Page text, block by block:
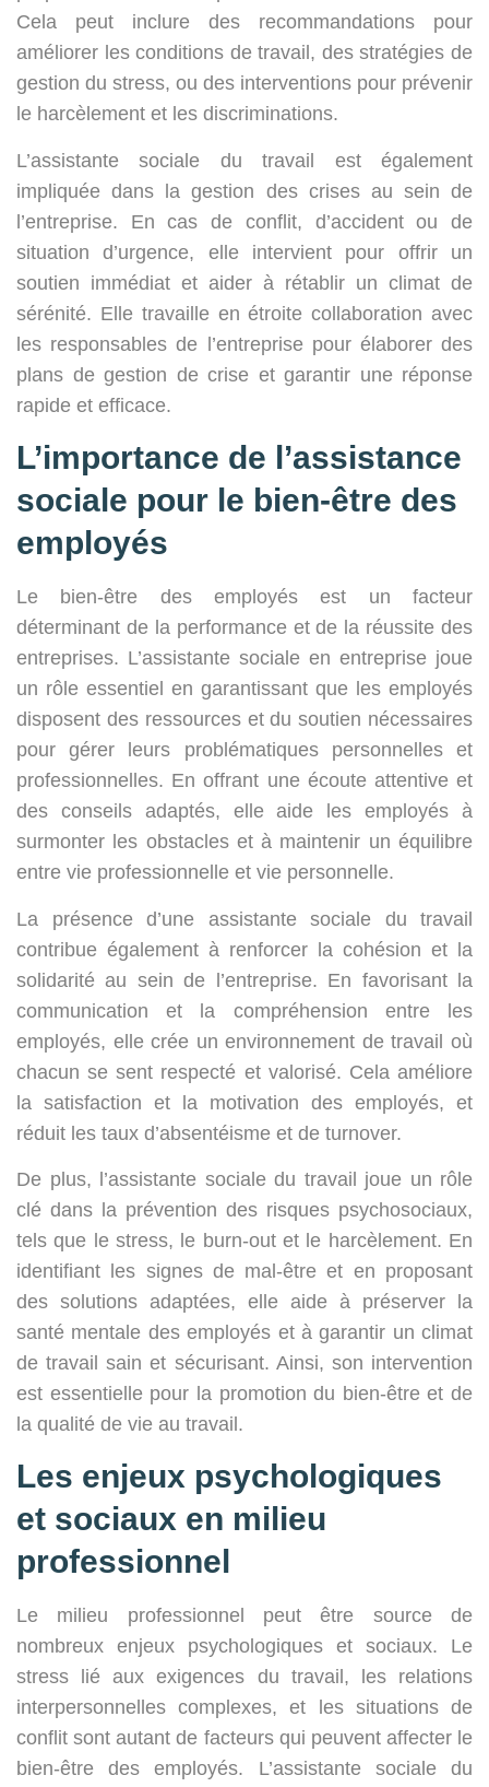
Cela peut inclure des recommandations pour
améliorer les conditions de travail, des stratégies de
gestion du stress, ou des interventions pour prévenir
le harcèlement et les discriminations.
L’assistante sociale du travail est également
impliquée dans la gestion des crises au sein de
l’entreprise. En cas de conflit, d’accident ou de
situation d’urgence, elle intervient pour offrir un
soutien immédiat et aider à rétablir un climat de
sérénité. Elle travaille en étroite collaboration avec
les responsables de l’entreprise pour élaborer des
plans de gestion de crise et garantir une réponse
rapide et efficace.
L’importance de l’assistance
sociale pour le bien-être des
employés
Le bien-être des employés est un facteur
déterminant de la performance et de la réussite des
entreprises. L’assistante sociale en entreprise joue
un rôle essentiel en garantissant que les employés
disposent des ressources et du soutien nécessaires
pour gérer leurs problématiques personnelles et
professionnelles. En offrant une écoute attentive et
des conseils adaptés, elle aide les employés à
surmonter les obstacles et à maintenir un équilibre
entre vie professionnelle et vie personnelle.
La présence d’une assistante sociale du travail
contribue également à renforcer la cohésion et la
solidarité au sein de l’entreprise. En favorisant la
communication et la compréhension entre les
employés, elle crée un environnement de travail où
chacun se sent respecté et valorisé. Cela améliore
la satisfaction et la motivation des employés, et
réduit les taux d’absentéisme et de turnover.
De plus, l’assistante sociale du travail joue un rôle
clé dans la prévention des risques psychosociaux,
tels que le stress, le burn-out et le harcèlement. En
identifiant les signes de mal-être et en proposant
des solutions adaptées, elle aide à préserver la
santé mentale des employés et à garantir un climat
de travail sain et sécurisant. Ainsi, son intervention
est essentielle pour la promotion du bien-être et de
la qualité de vie au travail.
Les enjeux psychologiques
et sociaux en milieu
professionnel
Le milieu professionnel peut être source de
nombreux enjeux psychologiques et sociaux. Le
stress lié aux exigences du travail, les relations
interpersonnelles complexes, et les situations de
conflit sont autant de facteurs qui peuvent affecter le
bien-être des employés. L’assistante sociale du